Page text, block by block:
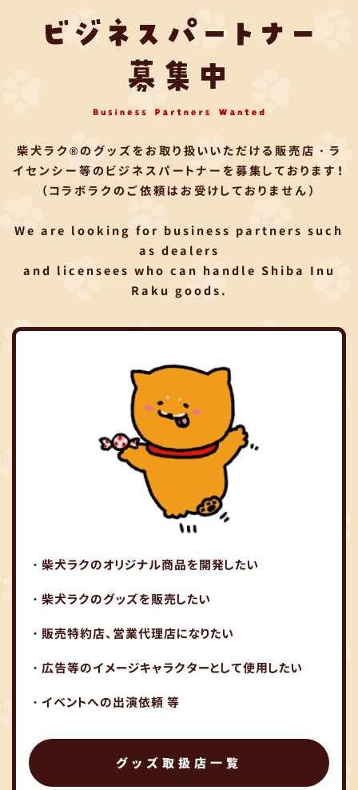
柴犬ラク®のグッズをお取り扱いいただける 販売店・ラ
イセンシー等のビジネスパートナーを募集しております！
（コラボラクのご依頼はお受けしておりません）
We are looking for business partners such
as dealers
and licensees who can handle Shiba Inu
Raku goods.
・柴犬ラクのオリジナル商品を開発したい
・柴犬ラクのグッズを販売したい
・販売特約店、営業代理店になりたい
・広告等のイメージキャラクターとして使用したい
・イベントへの出演依頼 等
グッズ取扱店一覧